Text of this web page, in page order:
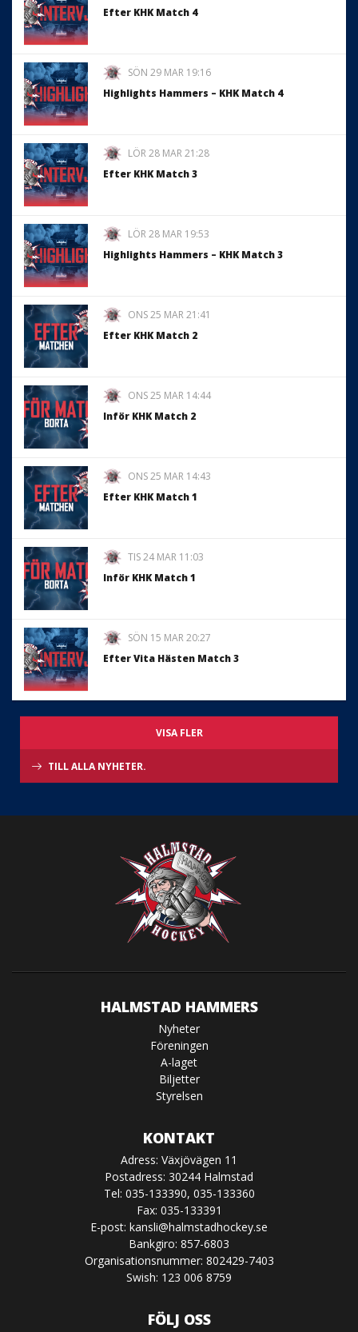
Efter KHK Match 4
SÖN 29 MAR 19:16
Highlights Hammers – KHK Match 4
LÖR 28 MAR 21:28
Efter KHK Match 3
LÖR 28 MAR 19:53
Highlights Hammers – KHK Match 3
ONS 25 MAR 21:41
Efter KHK Match 2
ONS 25 MAR 14:44
Inför KHK Match 2
ONS 25 MAR 14:43
Efter KHK Match 1
TIS 24 MAR 11:03
Inför KHK Match 1
SÖN 15 MAR 20:27
Efter Vita Hästen Match 3
VISA FLER
TILL ALLA NYHETER.
HALMSTAD HAMMERS
Nyheter
Föreningen
A-laget
Biljetter
Styrelsen
KONTAKT
Adress: Växjövägen 11
Postadress: 30244 Halmstad
Tel: 035-133390, 035-133360
Fax: 035-133391
E-post: kansli@halmstadhockey.se
Bankgiro: 857-6803
Organisationsnummer: 802429-7403
Swish: 123 006 8759
FÖLJ OSS